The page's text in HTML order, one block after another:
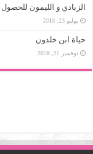
الزبادي و الليمون
يوليو 23, 2018
حياة ابن خلدون
نوفمبر 21, 2018